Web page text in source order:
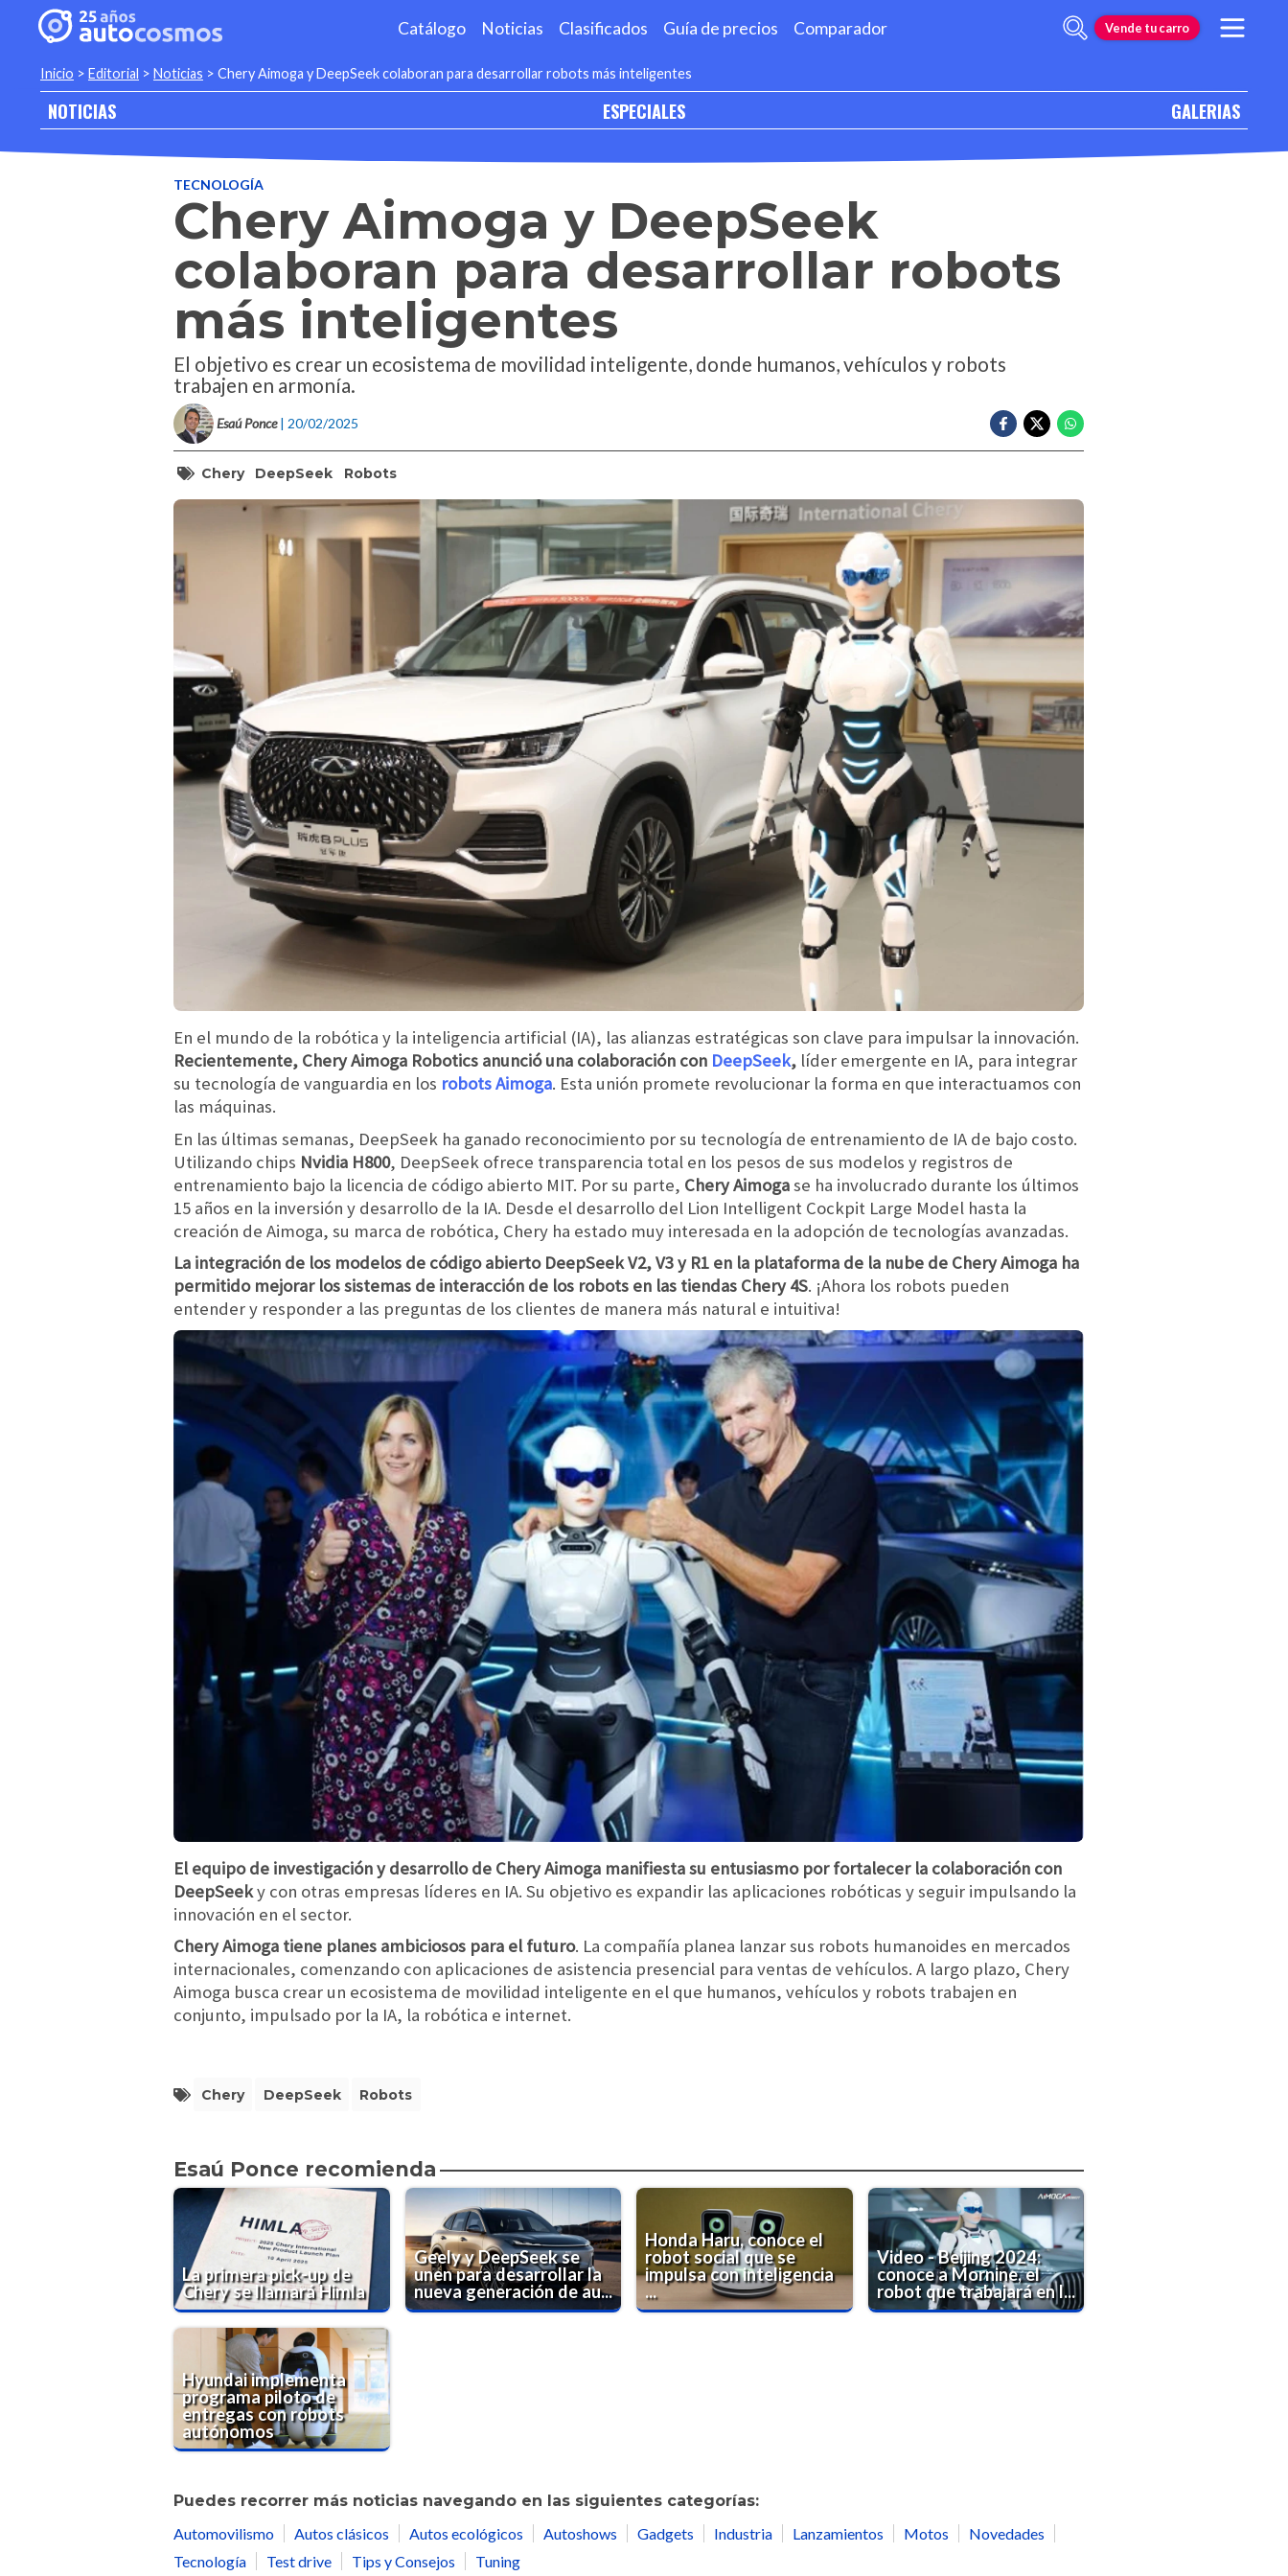
Catálogo Noticias Clasificados Guía de precios Comparador Vende tu carro
Inicio > Editorial > Noticias > Chery Aimoga y DeepSeek colaboran para desarrollar robots más inteligentes
NOTICIAS ESPECIALES GALERIAS
TECNOLOGÍA
Chery Aimoga y DeepSeek
colaboran para desarrollar robots
más inteligentes
El objetivo es crear un ecosistema de movilidad inteligente, donde humanos, vehículos y robots
trabajen en armonía.
Esaú Ponce | 20/02/2025
Chery DeepSeek Robots
En el mundo de la robótica y la inteligencia artificial (IA), las alianzas estratégicas son clave para impulsar la innovación.
Recientemente, Chery Aimoga Robotics anunció una colaboración con DeepSeek, líder emergente en IA, para integrar
su tecnología de vanguardia en los robots Aimoga. Esta unión promete revolucionar la forma en que interactuamos con
las máquinas.
En las últimas semanas, DeepSeek ha ganado reconocimiento por su tecnología de entrenamiento de IA de bajo costo.
Utilizando chips Nvidia H800, DeepSeek ofrece transparencia total en los pesos de sus modelos y registros de
entrenamiento bajo la licencia de código abierto MIT. Por su parte, Chery Aimogase ha involucrado durante los últimos
15 años en la inversión y desarrollo de la IA. Desde el desarrollo del Lion Intelligent Cockpit Large Model hasta la
creación de Aimoga, su marca de robótica, Chery ha estado muy interesada en la adopción de tecnologías avanzadas.
La integración de los modelos de código abierto DeepSeek V2, V3 y R1 en la plataforma de la nube de Chery Aimoga ha
permitido mejorar los sistemas de interacción de los robots en las tiendas Chery 4S. ¡Ahora los robots pueden
entender y responder a las preguntas de los clientes de manera más natural e intuitiva!
El equipo de investigación y desarrollo de Chery Aimoga manifiesta su entusiasmo por fortalecer la colaboración con
DeepSeeky con otras empresas líderes en IA. Su objetivo es expandir las aplicaciones robóticas y seguir impulsando la
innovación en el sector.
Chery Aimoga tiene planes ambiciosos para el futuro. La compañía planea lanzar sus robots humanoides en mercados
internacionales, comenzando con aplicaciones de asistencia presencial para ventas de vehículos. A largo plazo, Chery
Aimoga busca crear un ecosistema de movilidad inteligente en el que humanos, vehículos y robots trabajen en
conjunto, impulsado por la IA, la robótica e internet.
Chery DeepSeek Robots
Esaú Ponce recomienda
La primera pick-up de
Chery se llamará Himla
Geely y DeepSeek se
unen para desarrollar la
nueva generación de au...
Honda Haru, conoce el
robot social que se
impulsa con inteligencia
...
Video - Beijing 2024:
conoce a Mornine, el
robot que trabajará en l...
Hyundai implementa
programa piloto de
entregas con robots
autónomos
Puedes recorrer más noticias navegando en las siguientes categorías:
Automovilismo
Autos clásicos Autos ecológicos Autoshows Gadgets Industria Lanzamientos Motos
Novedades
Tecnología
Test drive Tips y Consejos Tuning